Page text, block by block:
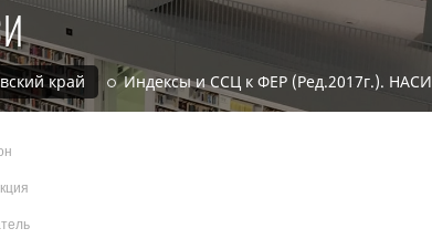
край Индексы и ССЦ к ФЕР (Ред.2017г.). НАСИ